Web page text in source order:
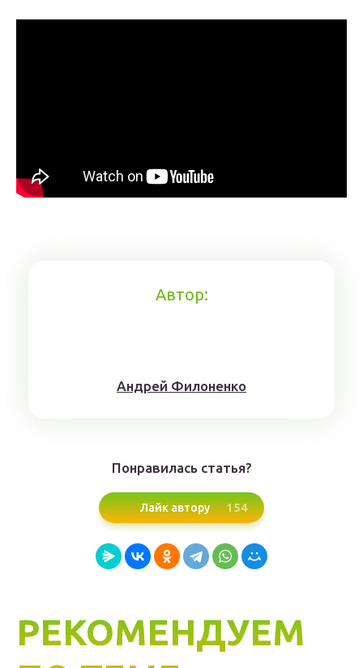
Автор:
Aндрeй Филoнeнкo
Понравилась статья?
Лайк автору 154
РЕКОМЕНДУЕМ